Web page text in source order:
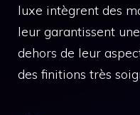
luxe intègrent des
leur garantissent
dehors de leur
des finitions très